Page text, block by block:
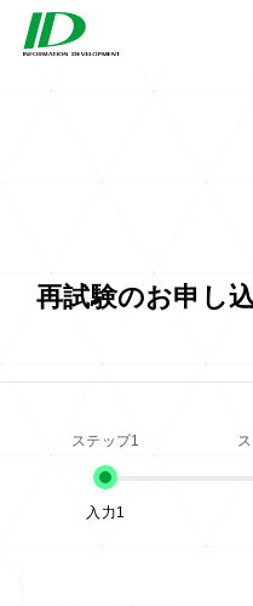
再試験のお申し
入力1